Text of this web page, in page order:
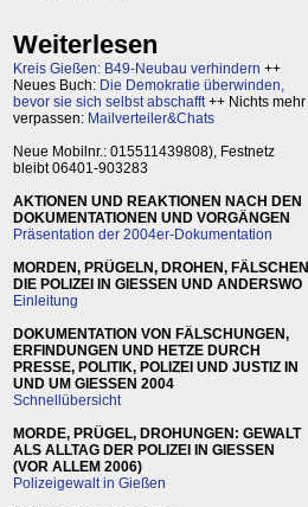
Weiterlesen
Kreis Gießen: B49-Neubau verhindern ++
Neues Buch: Die Demokratie überwinden,
bevor sie sich selbst abschafft++ Nichts mehr
verpassen: Mailverteiler&Chats
Neue Mobilnr.: 015511439808), Festnetz
bleibt 06401-903283
AKTIONEN UND REAKTIONEN NACH DEN
DOKUMENTATIONEN UND VORGÄNGEN
Präsentation der 2004er-Dokumentation
MORDEN, PRÜGELN, DROHEN, FÄLSCHEN
DIE POLIZEI IN GIESSEN UND ANDERSWO
Einleitung
DOKUMENTATION VON FÄLSCHUNGEN,
ERFINDUNGEN UND HETZE DURCH
PRESSE, POLITIK, POLIZEI UND JUSTIZ IN
UND UM GIESSEN 2004
Schnellübersicht
MORDE, PRÜGEL, DROHUNGEN: GEWALT
ALS ALLTAG DER POLIZEI IN GIESSEN
(VOR ALLEM 2006)
Polizeigewalt in Gießen